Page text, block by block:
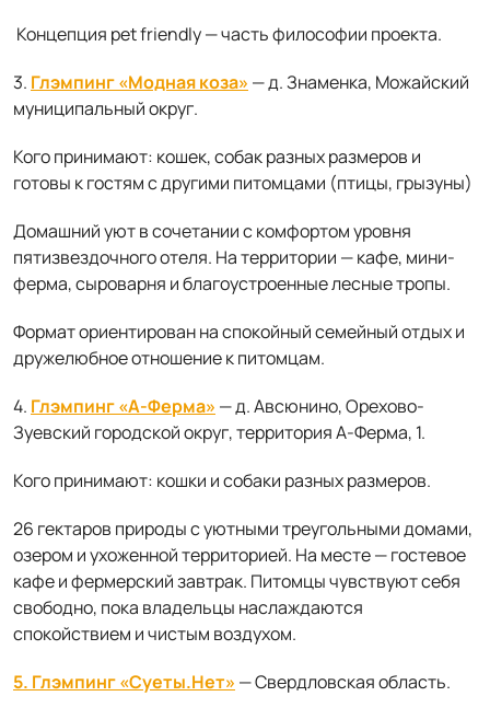
Концепция pet friendly — часть философии проекта.
3. Глэмпинг «Модная коза» — д. Знаменка, Можайский
муниципальный округ.
Кого принимают: кошек, собак разных размеров и
готовы к гостям с другими питомцами (птицы, грызуны)
Домашний уют в сочетании с комфортом уровня
пятизвездочного отеля. На территории — кафе, мини-
ферма, сыроварня и благоустроенные лесные тропы.
Формат ориентирован на спокойный семейный отдых и
дружелюбное отношение к питомцам.
4. Глэмпинг «А-Ферма» — д. Авсюнино, Орехово-
Зуевский городской округ, территория А-Ферма, 1.
Кого принимают: кошки и собаки разных размеров.
26 гектаров природы с уютными треугольными домами,
озером и ухоженной территорией. На месте — гостевое
кафе и фермерский завтрак. Питомцы чувствуют себя
свободно, пока владельцы наслаждаются
спокойствием и чистым воздухом.
5. Глэмпинг «Суеты.Нет» — Свердловская область.